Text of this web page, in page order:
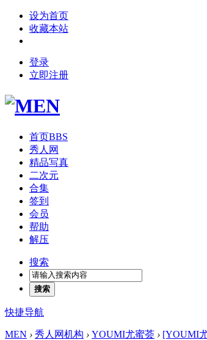
设为首页
收藏本站
登录
立即注册
首页BBS
秀人网
精品写真
二次元
合集
签到
会员
帮助
解压
搜索
搜索
快捷导航
MEN › 秀人网机构 › YOUMI尤蜜荟 › [YOUMI